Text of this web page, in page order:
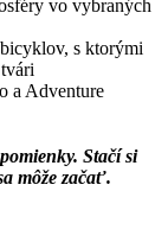
vo vybraných
s ktorými
a Adventure
Stačí si
môže začať.